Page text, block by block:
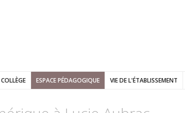
ESPACE PÉDAGOGIQUE VIE DE L'ÉTABLISSEMENT